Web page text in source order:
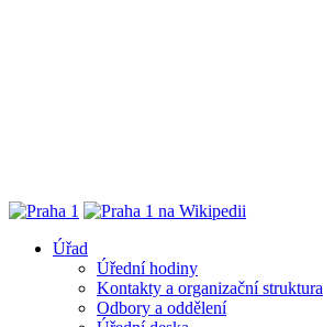
Úřad
Úřední hodiny
Kontakty a organizační struktura
Odbory a oddělení